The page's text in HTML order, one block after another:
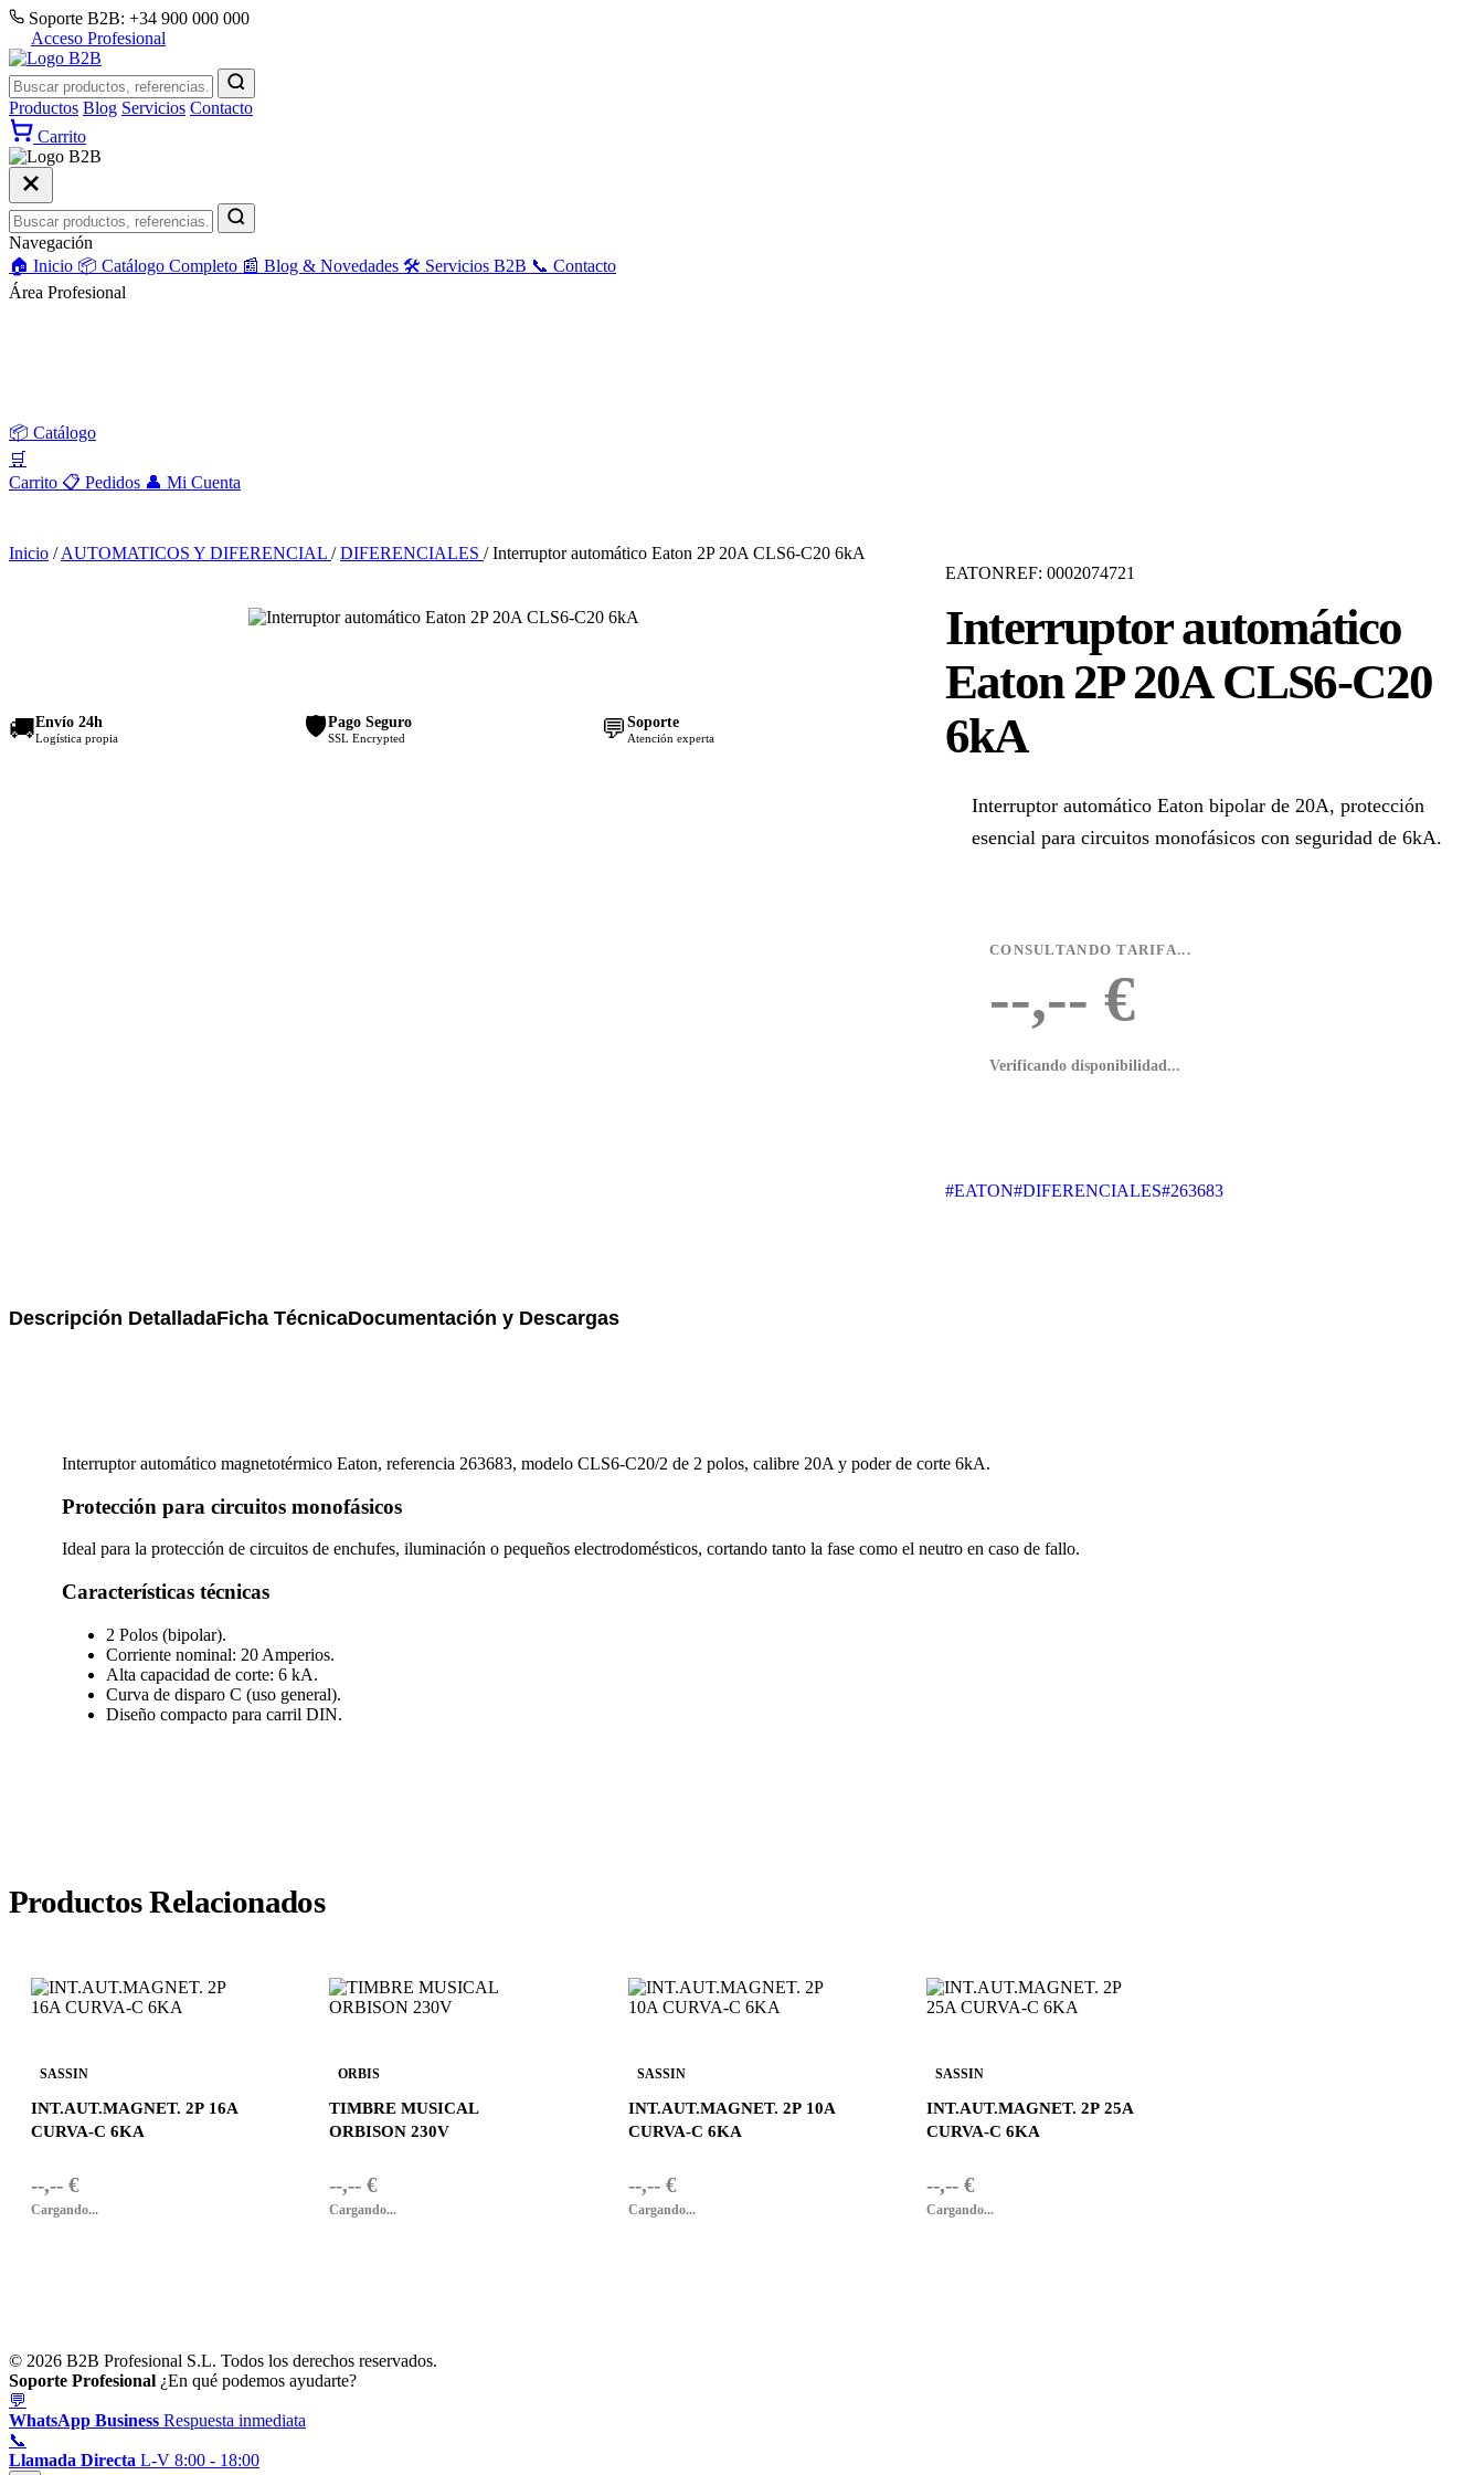
Soporte B2B: +34 900 000 000
Acceso Profesional
Productos Blog Servicios Contacto
Carrito
Navegación
🏠 Inicio 📦 Catálogo Completo 📰 Blog & Novedades 🛠️ Servicios B2B 📞 Contacto
Área Profesional
📦 Catálogo
🛒
Carrito 📋 Pedidos 👤 Mi Cuenta
Inicio / AUTOMATICOS Y DIFERENCIAL / DIFERENCIALES / Interruptor automático Eaton 2P 20A CLS6-C20 6kA
🚚Envío 24h
Logística propia 🛡️Pago Seguro
SSL Encrypted 💬 Soporte
Atención experta
EATONREF: 0002074721
Interruptor automático
Eaton 2P 20A CLS6-C20
6kA
Interruptor automático Eaton bipolar de 20A, protección
esencial para circuitos monofásicos con seguridad de 6kA.
CONSULTANDO TARIFA...
--,-- €
Verificando disponibilidad...
#EATON#DIFERENCIALES#263683
Descripción DetalladaFicha TécnicaDocumentación y Descargas
Interruptor automático magnetotérmico Eaton, referencia 263683, modelo CLS6-C20/2 de 2 polos, calibre 20A y poder de corte 6kA.
Protección para circuitos monofásicos
Ideal para la protección de circuitos de enchufes, iluminación o pequeños electrodomésticos, cortando tanto la fase como el neutro en caso de fallo.
Características técnicas
2 Polos (bipolar).
Corriente nominal: 20 Amperios.
Alta capacidad de corte: 6 kA.
Curva de disparo C (uso general).
Diseño compacto para carril DIN.
Productos Relacionados
SASSIN
INT.AUT.MAGNET. 2P 16A
CURVA-C 6KA
--,-- €
Cargando...
ORBIS
TIMBRE MUSICAL
ORBISON 230V
--,-- €
Cargando...
SASSIN
INT.AUT.MAGNET. 2P 10A
CURVA-C 6KA
--,-- €
Cargando...
SASSIN
INT.AUT.MAGNET. 2P 25A
CURVA-C 6KA
--,-- €
Cargando...
© 2026 B2B Profesional S.L. Todos los derechos reservados.
Soporte Profesional ¿En qué podemos ayudarte?
💬
WhatsApp Business Respuesta inmediata
📞
Llamada Directa L-V 8:00 - 18:00